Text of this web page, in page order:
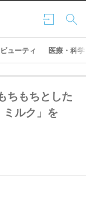
ログ
イン
検索
ビューティ 医療・科学
ちもちとした
ルク」を